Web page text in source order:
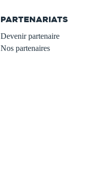
PARTENARIATS
Devenir partenaire
Nos partenaires